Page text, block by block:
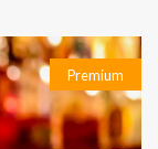
Premium